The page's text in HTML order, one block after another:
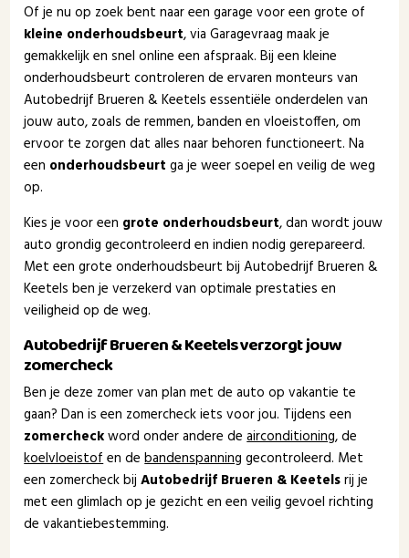
Of je nu op zoek bent naar een garage voor een grote of
kleine onderhoudsbeurt, via Garagevraag maak je
gemakkelijk en snel online een afspraak. Bij een kleine
onderhoudsbeurt controleren de ervaren monteurs van
Autobedrijf Brueren & Keetels essentiële onderdelen van
jouw auto, zoals de remmen, banden en vloeistoffen, om
ervoor te zorgen dat alles naar behoren functioneert. Na
een onderhoudsbeurt ga je weer soepel en veilig de weg
op.
Kies je voor een grote onderhoudsbeurt, dan wordt jouw
auto grondig gecontroleerd en indien nodig gerepareerd.
Met een grote onderhoudsbeurt bij Autobedrijf Brueren &
Keetels ben je verzekerd van optimale prestaties en
veiligheid op de weg.
Autobedrijf Brueren & Keetels verzorgt jouw
zomercheck
Ben je deze zomer van plan met de auto op vakantie te
gaan? Dan is een zomercheck iets voor jou. Tijdens een
zomercheckword onder andere deairconditioning, de
koelvloeistofen debandenspanning gecontroleerd. Met
een zomercheck bijAutobedrijf Brueren & Keetelsrij je
met een glimlach op je gezicht en een veilig gevoel richting
de vakantiebestemming.